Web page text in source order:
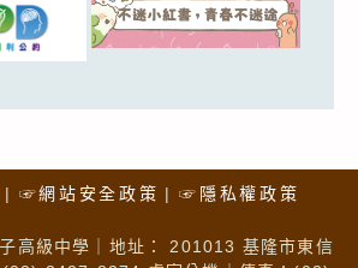
☞網站安全政策 ☞隱私權政策
高級中學｜地址： 201013 基隆市東信